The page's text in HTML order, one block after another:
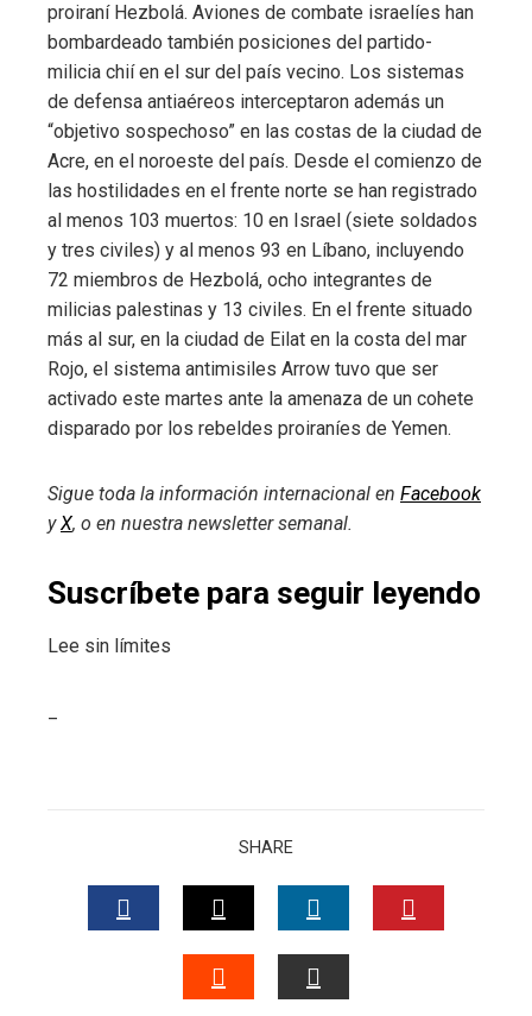
proiraní Hezbolá. Aviones de combate israelíes han
bombardeado también posiciones del partido-
milicia chií en el sur del país vecino. Los sistemas
de defensa antiaéreos interceptaron además un
“objetivo sospechoso” en las costas de la ciudad de
Acre, en el noroeste del país. Desde el comienzo de
las hostilidades en el frente norte se han registrado
al menos 103 muertos: 10 en Israel (siete soldados
y tres civiles) y al menos 93 en Líbano, incluyendo
72 miembros de Hezbolá, ocho integrantes de
milicias palestinas y 13 civiles. En el frente situado
más al sur, en la ciudad de Eilat en la costa del mar
Rojo, el sistema antimisiles Arrow tuvo que ser
activado este martes ante la amenaza de un cohete
disparado por los rebeldes proiraníes de Yemen.
Sigue toda la información internacional en Facebook
yX, o en nuestra newsletter semanal.
Suscríbete para seguir leyendo
Lee sin límites
SHARE
FACEBOOKTWITTERLINKEDIN